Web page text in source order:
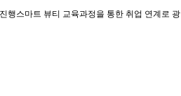
행스마트 뷰티 교육과정을 통한 취업 연계로 광